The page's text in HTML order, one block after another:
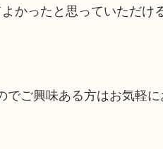
かったと思っていただ
ご興味ある方はお気軽に